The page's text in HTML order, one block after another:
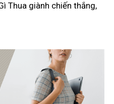
Thua giành chiến thắng,